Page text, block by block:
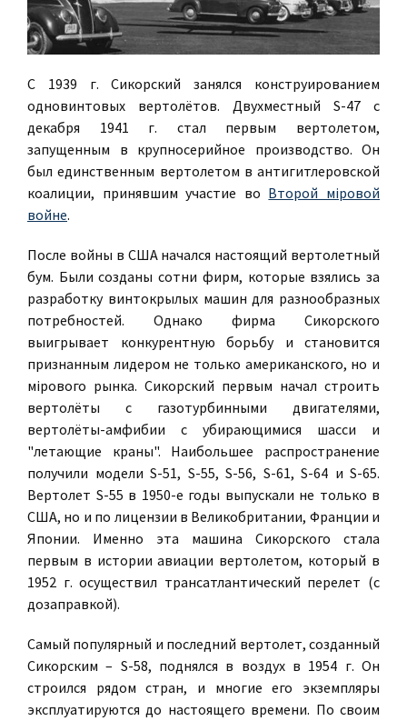
С 1939 г. Сикорский занялся конструированием
одновинтовых вертолётов. Двухместный S-47 с
декабря 1941 г. стал первым вертолетом,
запущенным в крупносерийное производство. Он
был единственным вертолетом в антигитлеровской
коалиции, принявшим участие во Второй мiровой
войне.
После войны в США начался настоящий вертолетный
бум. Были созданы сотни фирм, которые взялись за
разработку винтокрылых машин для разнообразных
потребностей. Однако фирма Сикорского
выигрывает конкурентную борьбу и становится
признанным лидером не только американского, но и
мiрового рынка. Сикорский первым начал строить
вертолёты с газотурбинными двигателями,
вертолёты-амфибии с убирающимися шасси и
"летающие краны". Наибольшее распространение
получили модели S-51, S-55, S-56, S-61, S-64 и S-65.
Вертолет S-55 в 1950-е годы выпускали не только в
США, но и по лицензии в Великобритании, Франции и
Японии. Именно эта машина Сикорского стала
первым в истории авиации вертолетом, который в
1952 г. осуществил трансатлантический перелет (с
дозаправкой).
Самый популярный и последний вертолет, созданный
Сикорским – S-58, поднялся в воздух в 1954 г. Он
строился рядом стран, и многие его экземпляры
эксплуатируются до настоящего времени. По своим